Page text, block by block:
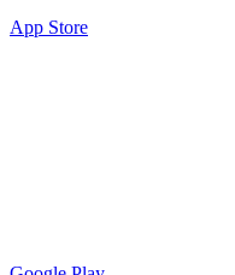
App Store